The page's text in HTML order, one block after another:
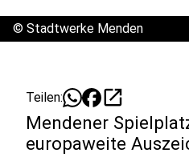
© Stadtwerke Menden
Teilen: open_in_new
Mendener
europaweite